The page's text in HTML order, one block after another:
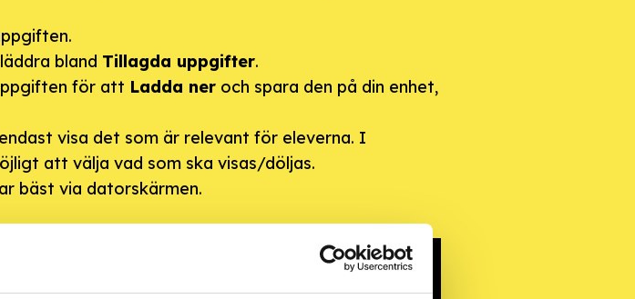
bland Tillagda uppgifter.
för att Ladda ner och spara den på din enhet,
visa det som är relevant för eleverna. I
att välja vad som ska visas/döljas.
bäst via datorskärmen.